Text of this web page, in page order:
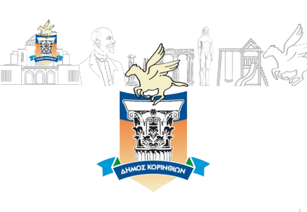
ΔΗΜΟΣ
ΚΟΡΙΝΘΙΩΝ